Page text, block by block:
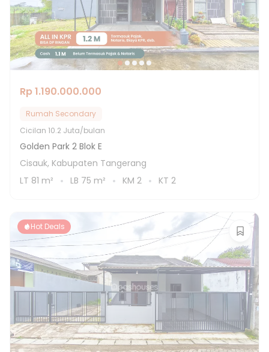
Rp 1.190.000.000
Rumah Secondary
Cicilan 10.2 Juta/bulan
Golden Park 2 Blok E
Cisauk, Kabupaten Tangerang
LT 81 m² LB 75 m² KM 2 KT 2
Hot Deals